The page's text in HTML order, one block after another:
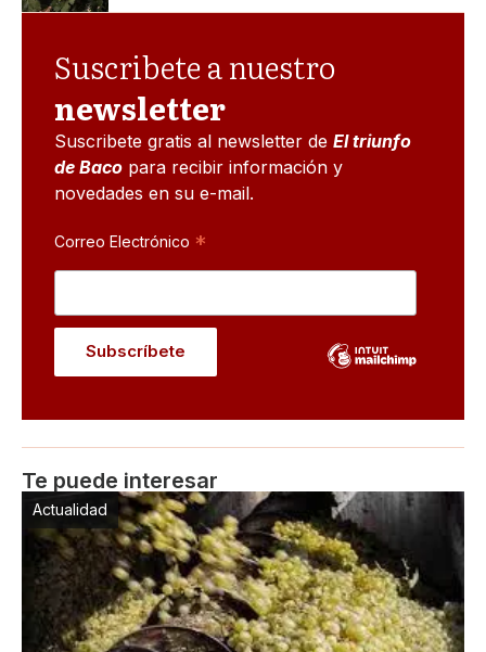
Suscribete a nuestro
newsletter
Suscribete gratis al newsletter de El triunfo
de Baco para recibir información y
novedades en su e-mail.
Correo Electrónico *
Te puede interesar
Actualidad